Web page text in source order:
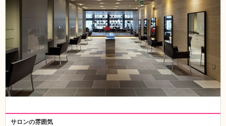
サロンの雰囲気